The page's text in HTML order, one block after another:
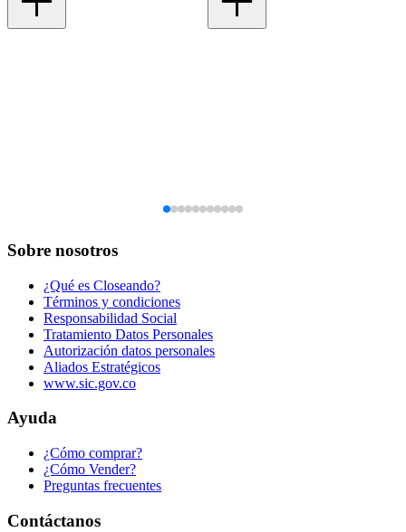
Sobre nosotros
¿Qué es Closeando?
Términos y condiciones
Responsabilidad Social
Tratamiento Datos Personales
Autorización datos personales
Aliados Estratégicos
www.sic.gov.co
Ayuda
¿Cómo comprar?
¿Cómo Vender?
Preguntas frecuentes
Contáctanos